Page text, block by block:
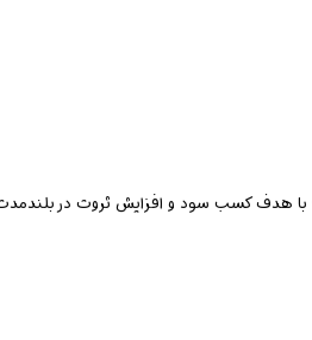
با هدف کسب سود و افزایش ثروت در